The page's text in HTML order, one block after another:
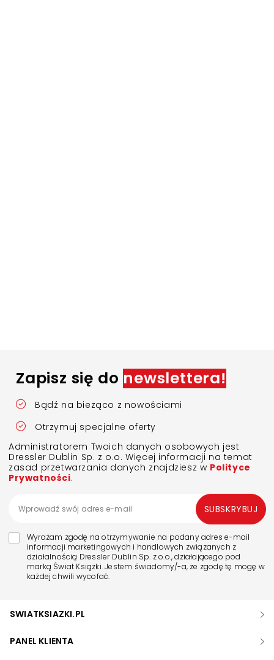
Zapisz się do newslettera!
Bądź na bieżąco z nowościami
Otrzymuj specjalne oferty
Administratorem Twoich danych osobowych jest
Dressler Dublin Sp. z o.o. Więcej informacji na temat
zasad przetwarzania danych znajdziesz w Polityce
Prywatności.
Wyrażam zgodę na otrzymywanie na podany adres e-mail
informacji marketingowych i handlowych związanych z
działalnością Dressler Dublin Sp. z o.o., działającego pod
marką Świat Książki. Jestem świadomy/-a, że zgodę tę mogę w
każdej chwili wycofać.
SUBSKRYBUJ
SWIATKSIAZKI.PL
PANEL KLIENTA